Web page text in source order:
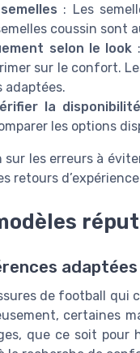
: Les
coussin sont
selon le look
sur le confort.
adaptées.
la disponibilité
les options
sur les erreurs à
retours
de football qui
certaines
que ce soit pour